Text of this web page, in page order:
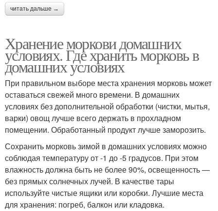
читать дальше →
Хранение моркови домашних
условиях. Где хранить морковь в
домашних условиях
При правильном выборе места хранения морковь может
оставаться свежей много времени. В домашних
условиях без дополнительной обработки (чистки, мытья,
варки) овощ лучше всего держать в прохладном
помещении. Обработанный продукт лучше заморозить.
Сохранить морковь зимой в домашних условиях можно
соблюдая температуру от -1 до -5 градусов. При этом
влажность должна быть не более 90%, освещенность —
без прямых солнечных лучей. В качестве тары
используйте чистые ящики или коробки. Лучшие места
для хранения: погреб, балкон или кладовка.